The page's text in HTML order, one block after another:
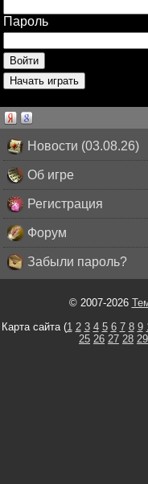
Пароль
Новости (03.08.26)
Об игре
Регистрация
Форум
Забыли пароль?
© 2007-2026
Карта сайта (1 2 3 4 5 6 7 8 9
25 26 27 28 29